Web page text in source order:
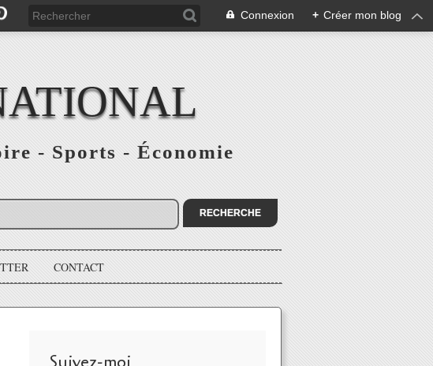
Connexion + Créer mon blog
- Sports - Économie
CONTACT